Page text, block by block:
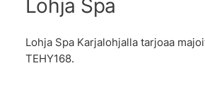
Lohja Spa
Lohja Spa Karjalohjalla tarjoaa
TEHY168.